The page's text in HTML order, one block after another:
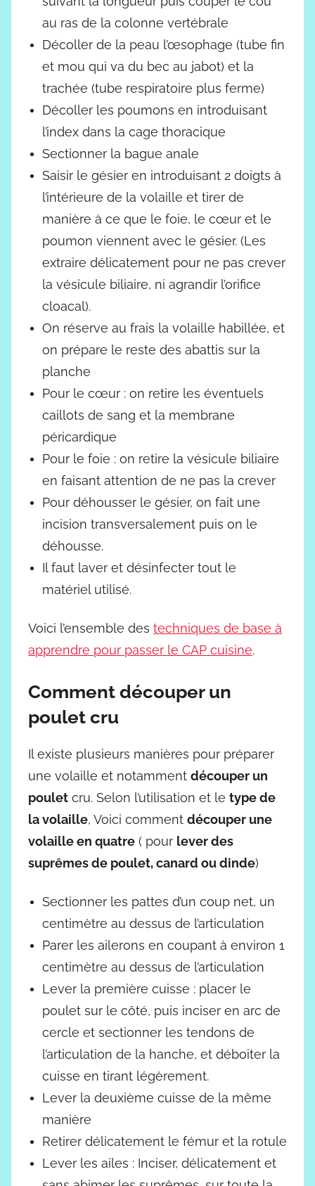
au ras de la colonne vertébrale
Décoller de la peau l’œsophage (tube fin
et mou qui va du bec au jabot) et la
trachée (tube respiratoire plus ferme)
Décoller les poumons en introduisant
l’index dans la cage thoracique
Sectionner la bague anale
Saisir le gésier en introduisant 2 doigts à
l’intérieure de la volaille et tirer de
manière à ce que le foie, le cœur et le
poumon viennent avec le gésier. (Les
extraire délicatement pour ne pas crever
la vésicule biliaire, ni agrandir l’orifice
cloacal).
On réserve au frais la volaille habillée, et
on prépare le reste des abattis sur la
planche
Pour le cœur : on retire les éventuels
caillots de sang et la membrane
péricardique
Pour le foie : on retire la vésicule biliaire
en faisant attention de ne pas la crever
Pour déhousser le gésier, on fait une
incision transversalement puis on le
déhousse.
Il faut laver et désinfecter tout le
matériel utilisé.
Voici l’ensemble des techniques de base à
apprendre pour passer le CAP cuisine.
Comment découper un
poulet cru
Il existe plusieurs manières pour préparer
une volaille et notamment découper un
poulet cru. Selon l’utilisation et le type de
la volaille, Voici comment découper une
volaille en quatre ( pour lever des
suprêmes de poulet, canard ou dinde)
Sectionner les pattes d’un coup net, un
centimètre au dessus de l’articulation
Parer les ailerons en coupant à environ 1
centimètre au dessus de l’articulation
Lever la première cuisse : placer le
poulet sur le côté, puis inciser en arc de
cercle et sectionner les tendons de
l’articulation de la hanche, et déboiter la
cuisse en tirant légèrement.
Lever la deuxième cuisse de la même
manière
Retirer délicatement le fémur et la rotule
Lever les ailes : Inciser, délicatement et